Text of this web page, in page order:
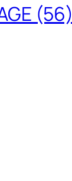
(56)